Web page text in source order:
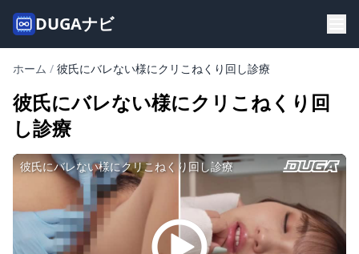
DUGAナビ
ホーム / 彼氏にバレない様にクリこねくり回し診療
彼氏にバレない様にクリこねくり回
し診療